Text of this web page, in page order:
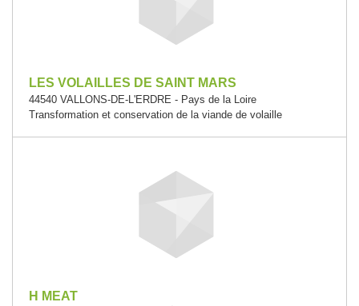
LES VOLAILLES DE SAINT MARS
44540 VALLONS-DE-L'ERDRE - Pays de la Loire
Transformation et conservation de la viande de volaille
H MEAT